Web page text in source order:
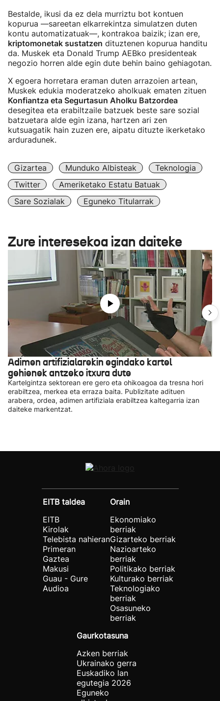
Bestalde, ikusi da ez dela murriztu bot kontuen
kopurua —sareetan elkarrekintza simulatzen duten
kontu automatizatuak—, kontrakoa baizik; izan ere,
kriptomonetak sustatzen dituztenen kopurua handitu
da. Muskek eta Donald Trump AEBko presidenteak
negozio horren alde egin dute behin baino gehiagotan.
X egoera horretara eraman duten arrazoien artean,
Muskek edukia moderatzeko aholkuak ematen zituen
Konfiantza eta Segurtasun Aholku Batzordea
desegitea eta erabiltzaile batzuek beste sare sozial
batzuetara alde egin izana, hartzen ari zen
kutsuagatik hain zuzen ere, aipatu dituzte ikerketako
arduradunek.
Gizartea Munduko Albisteak
Teknologia
Twitter
Ameriketako Estatu Batuak
Sare Sozialak
Eguneko Titularrak
Zure interesekoa izan daiteke
Adimen artifizialarekin egindako kartel
gehienek antzeko itxura dute
Kartelgintza sektorean ere gero eta ohikoagoa da tresna hori
erabiltzea, merkea eta erraza baita. Publizitate adituen
arabera, ordea, adimen artifiziala erabiltzea kaltegarria izan
daiteke markentzat.
EITB taldea
EITB
Kirolak
Telebista nahieran
Primeran
Gaztea
Makusi
Guau - Gure
Audioa
Orain
Ekonomiako
berriak
Gizarteko berriak
Nazioarteko
berriak
Politikako berriak
Kulturako berriak
Teknologiako
berriak
Osasuneko
berriak
Gaurkotasuna
Azken berriak
Ukrainako gerra
Euskadiko lan
egutegia 2026
Eguneko